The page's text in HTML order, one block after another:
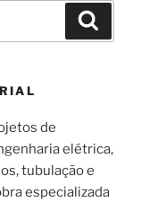
de
elétrica,
tubulação e
especializada